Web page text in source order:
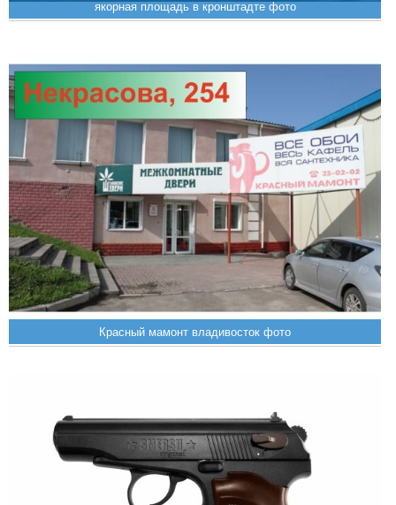
якорная площадь в кронштадте фото
Красный мамонт владивосток фото